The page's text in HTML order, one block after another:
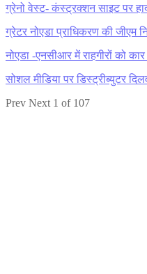
ग्रेनो वेस्ट- कंस्ट्रक्शन साइट पर
ग्रेटर नोएडा प्राधिकरण की
नोएडा -एनसीआर में राहगीरों को
सोशल मीडिया पर डिस्ट्रीब्युटर
Prev Next 1 of 107